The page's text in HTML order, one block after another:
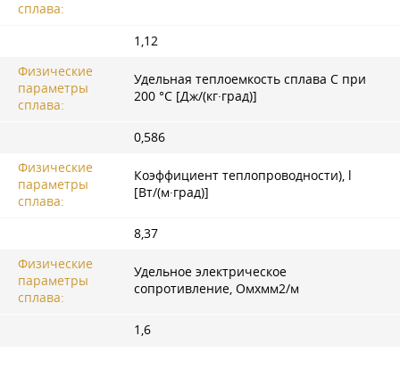
сплава:
1,12
Физические
параметры
сплава:
Удельная теплоемкость сплава С при
200 °C [Дж/(кг·град)]
0,586
Физические
параметры
сплава:
Коэффициент теплопроводности), l
[Вт/(м·град)]
8,37
Физические
параметры
сплава:
Удельное электрическое
сопротивление, Омxмм2/м
1,6